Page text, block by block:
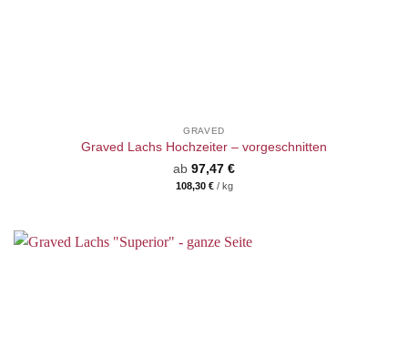
GRAVED
Graved Lachs Hochzeiter – vorgeschnitten
ab 97,47 €
108,30 €/ kg